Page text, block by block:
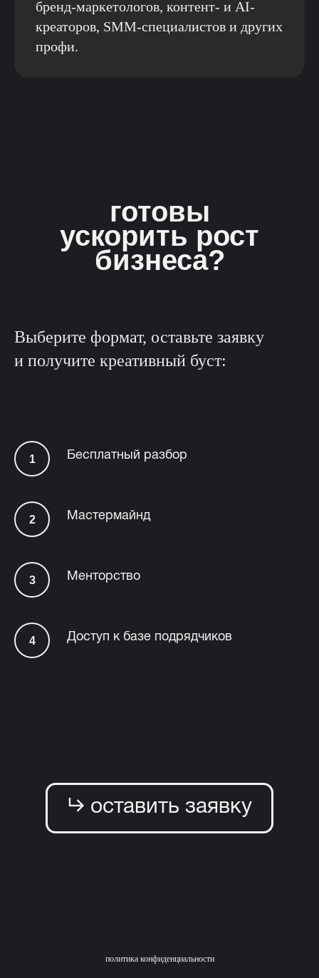
бренд-маркетологов, контент- и AI-
креаторов, SMM-специалистов и других
профи.
готовы
ускорить рост
бизнеса?
Выберите формат, оставьте заявку
и получите креативный буст:
Бесплатный разбор
Мастермайнд
Менторство
Доступ к базе подрядчиков
⮑ оставить заявку
политика конфиденциальности